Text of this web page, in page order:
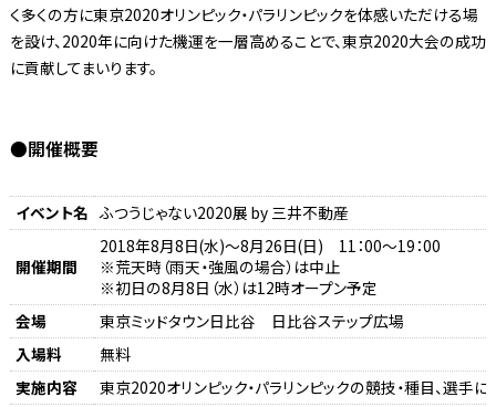
く多くの方に東京2020オリンピック・パラリンピックを体感いただける場
を設け、2020年に向けた機運を一層高めることで、東京2020大会の成功
に貢献してまいります。
●開催概要
イベント名 ふつうじゃない2020展 by 三井不動産
開催期間
2018年8月8日(水)～8月26日(日) 11：00～19：00
※荒天時（雨天・強風の場合）は中止
※初日の8月8日（水）は12時オープン予定
会場
東京ミッドタウン日比谷 日比谷ステップ広場
入場料
無料
実施内容
東京2020オリンピック・パラリンピックの競技・種目、選手